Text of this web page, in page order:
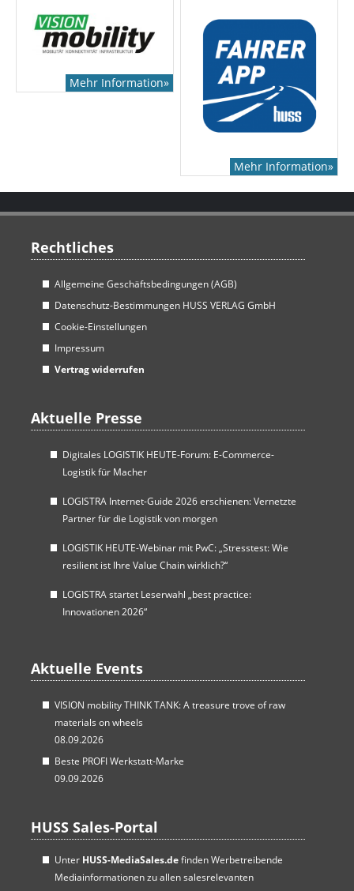
Mehr Information»
Mehr Information»
Rechtliches
Allgemeine Geschäftsbedingungen (AGB)
Datenschutz-Bestimmungen HUSS VERLAG GmbH
Cookie-Einstellungen
Impressum
Vertrag widerrufen
Aktuelle Presse
Digitales LOGISTIK HEUTE-Forum: E-Commerce-
Logistik für Macher
LOGISTRA Internet-Guide 2026 erschienen: Vernetzte
Partner für die Logistik von morgen
LOGISTIK HEUTE-Webinar mit PwC: „Stresstest: Wie
resilient ist Ihre Value Chain wirklich?“
LOGISTRA startet Leserwahl „best practice:
Innovationen 2026“
Aktuelle Events
VISION mobility THINK TANK: A treasure trove of raw
materials on wheels
08.09.2026
Beste PROFI Werkstatt-Marke
09.09.2026
HUSS Sales-Portal
Unter HUSS-MediaSales.definden Werbetreibende
Mediainformationen zu allen salesrelevanten